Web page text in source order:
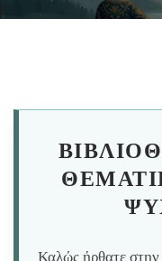
Καλώς ήρθατε